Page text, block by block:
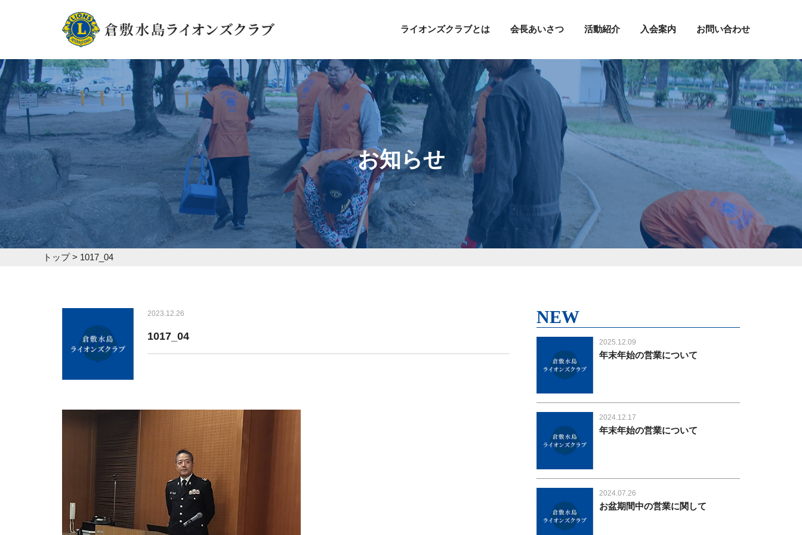
ライオンズクラブとは 会長あいさつ 活動紹介 入会案内 お問い合わせ
お知らせ
トップ> 1017_04
2023.12.26
1017_04
NEW
2025.12.09
年末年始の営業について
2024.12.17
年末年始の営業について
2024.07.26
お盆期間中の営業に関して